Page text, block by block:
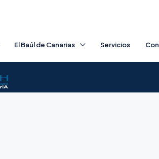
El Baúl de Canarias Servicios